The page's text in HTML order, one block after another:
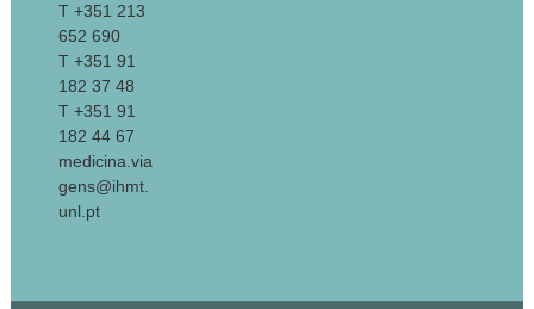
T +351 213
652 690
T +351 91
182 37 48
T +351 91
182 44 67
medicina.via
gens@ihmt.
unl.pt